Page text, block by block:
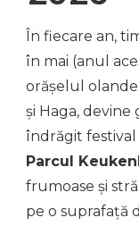
În fiecare an,
în mai (anul
orășelul
și Haga, devine
îndrăgit festival
Parcul
frumoase și
pe o suprafață